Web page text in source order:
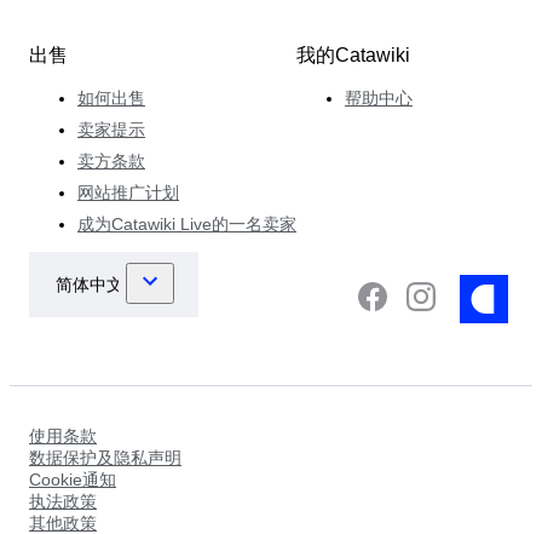
出售
如何出售
卖家提示
卖方条款
网站推广计划
成为Catawiki Live的一名卖家
我的Catawiki
帮助中心
使用条款
数据保护及隐私声明
Cookie通知
执法政策
其他政策